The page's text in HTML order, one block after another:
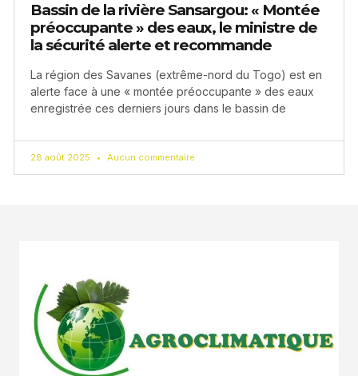
Bassin de la rivière Sansargou: « Montée
préoccupante » des eaux, le ministre de
la sécurité alerte et recommande
La région des Savanes (extrême-nord du Togo) est en
alerte face à une « montée préoccupante » des eaux
enregistrée ces derniers jours dans le bassin de
28 août 2025 Aucun commentaire